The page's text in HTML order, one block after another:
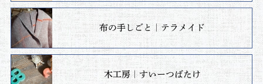
布の手しごと｜テラメイド
木工房｜すいーつばたけ